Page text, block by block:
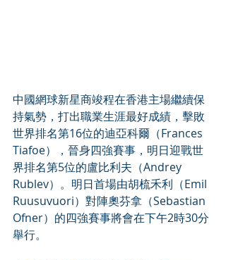
中國網球新星商竣程在香港主場繼續保
持氣勢，打出職業生涯最好成績，擊敗
世界排名第16位的迪亞科爾（Frances
Tiafoe），晉身四強賽事，明日迎戰世
界排名第5位的盧比利夫（Andrey
Rublev）。明日首場由胡梳禾利（Emil
Ruusuvuori）對陣奧芬拿（Sebastian
Ofner）的四強賽事將會在下午2時30分
舉行。